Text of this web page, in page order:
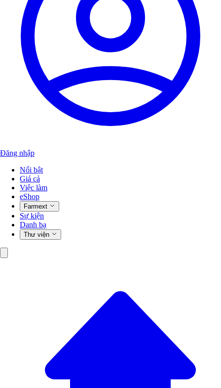
Đăng nhập
Nổi bật
Giá cả
Việc làm
eShop
Farmext
Sự kiện
Danh bạ
Thư viện